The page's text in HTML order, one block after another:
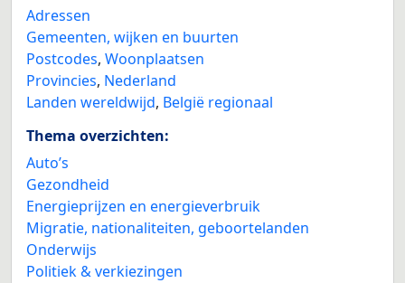
Adressen
Gemeenten, wijken en buurten
Postcodes, Woonplaatsen
Provincies, Nederland
Landen wereldwijd, België regionaal
Thema overzichten:
Auto’s
Gezondheid
Energieprijzen en energieverbruik
Migratie, nationaliteiten, geboortelanden
Onderwijs
Politiek & verkiezingen